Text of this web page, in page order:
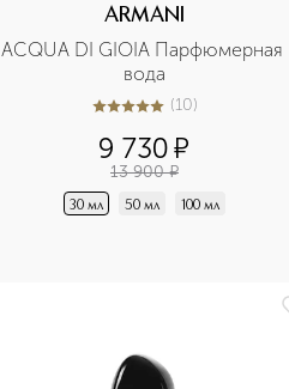
ARMANI
ACQUA DI GIOIA Парфюмерная
вода
4.8из510 (10)
9 730¤
13 900 ¤
30 мл 50 мл 100 мл